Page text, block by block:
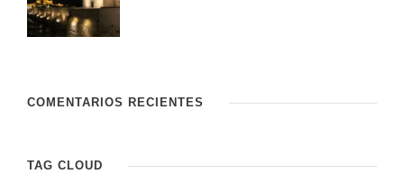
COMENTARIOS RECIENTES
TAG CLOUD